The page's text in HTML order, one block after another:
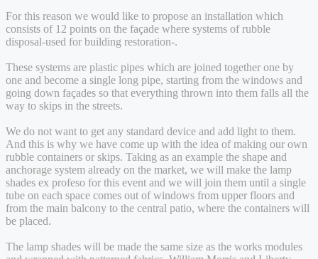
For this reason we would like to propose an installation which
consists of 12 points on the façade where systems of rubble
disposal-used for building restoration-.
These systems are plastic pipes which are joined together one by
one and become a single long pipe, starting from the windows and
going down façades so that everything thrown into them falls all the
way to skips in the streets.
We do not want to get any standard device and add light to them.
And this is why we have come up with the idea of making our own
rubble containers or skips. Taking as an example the shape and
anchorage system already on the market, we will make the lamp
shades ex profeso for this event and we will join them until a single
tube on each space comes out of windows from upper floors and
from the main balcony to the central patio, where the containers will
be placed.
The lamp shades will be made the same size as the works modules